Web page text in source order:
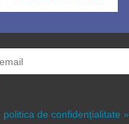
politica de confidențialitate »